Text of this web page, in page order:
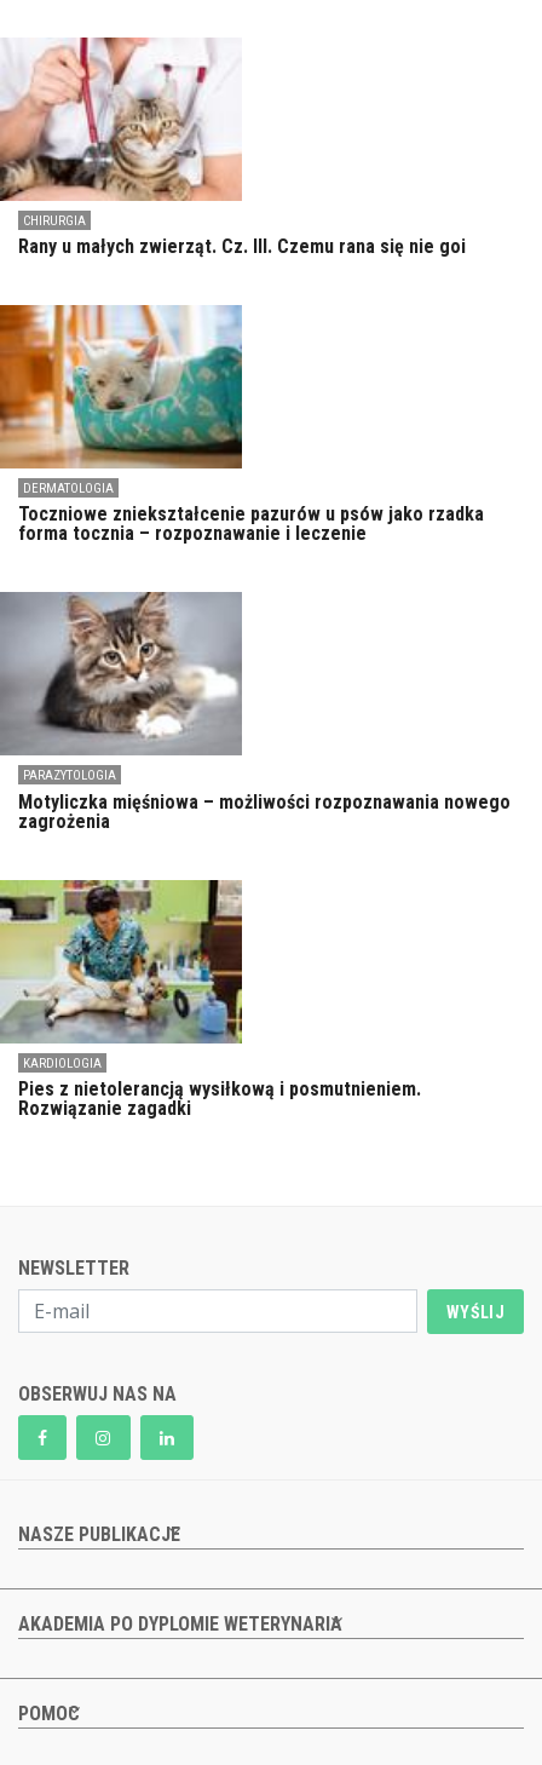
CHIRURGIA
Rany u małych zwierząt. Cz. III. Czemu rana się nie goi
DERMATOLOGIA
Toczniowe zniekształcenie pazurów u psów jako rzadka
forma tocznia – rozpoznawanie i leczenie
PARAZYTOLOGIA
Motyliczka mięśniowa – możliwości rozpoznawania nowego
zagrożenia
KARDIOLOGIA
Pies z nietolerancją wysiłkową i posmutnieniem.
Rozwiązanie zagadki
NEWSLETTER
WYŚLIJ
OBSERWUJ NAS NA
NASZE PUBLIKACJE
AKADEMIA PO DYPLOMIE WETERYNARIA
POMOC